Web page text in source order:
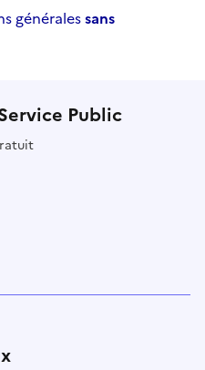
généralessans
Public